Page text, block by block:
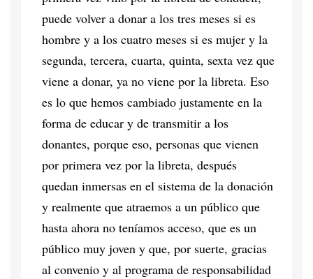
puede volver a donar a los tres meses si es
hombre y a los cuatro meses si es mujer y la
segunda, tercera, cuarta, quinta, sexta vez que
viene a donar, ya no viene por la libreta. Eso
es lo que hemos cambiado justamente en la
forma de educar y de transmitir a los
donantes, porque eso, personas que vienen
por primera vez por la libreta, después
quedan inmersas en el sistema de la donación
y realmente que atraemos a un público que
hasta ahora no teníamos acceso, que es un
público muy joven y que, por suerte, gracias
al convenio y al programa de responsabilidad